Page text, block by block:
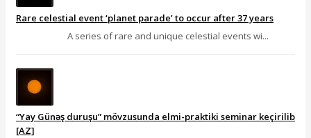
Rare celestial event ‘planet parade’ to occur after 37 years
A series of rare and unique celestial events wi...
“Yay Günəş duruşu” mövzusunda elmi-praktiki seminar keçirilib
[AZ]